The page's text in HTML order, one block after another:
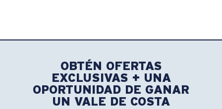
OBTÉN OFERTAS
EXCLUSIVAS + UNA
OPORTUNIDAD DE GANAR
UN VALE DE COSTA